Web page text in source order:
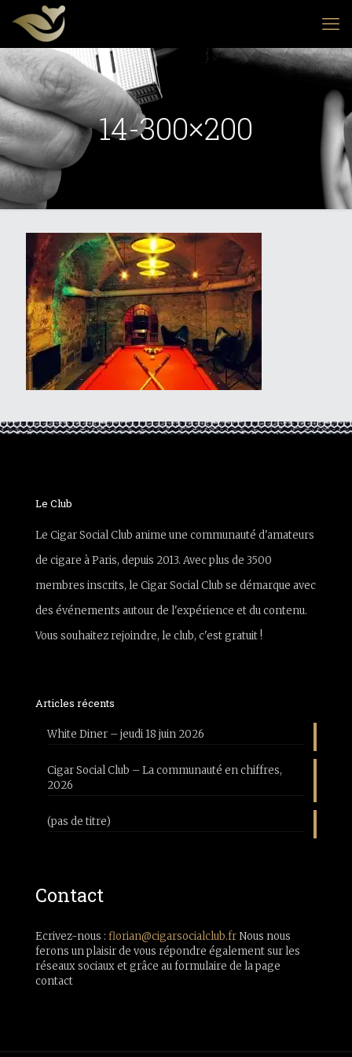
14-300×200
Le Club
Le Cigar Social Club anime une communauté d'amateurs
de cigare à Paris, depuis 2013. Avec plus de 3500
membres inscrits, le Cigar Social Club se démarque avec
des événements autour de l'expérience et du contenu.
Vous souhaitez rejoindre, le club, c'est gratuit !
Articles récents
White Diner – jeudi 18 juin 2026
Cigar Social Club – La communauté en chiffres,
2026
(pas de titre)
Contact
Ecrivez-nous : florian@cigarsocialclub.frNous nous
ferons un plaisir de vous répondre également sur les
réseaux sociaux et grâce au formulaire de la page
contact